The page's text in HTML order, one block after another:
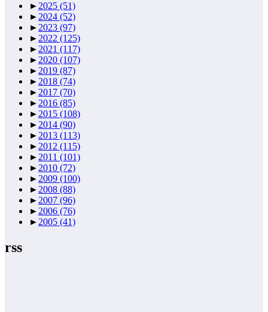
► 2025 (51)
► 2024 (52)
► 2023 (97)
► 2022 (125)
► 2021 (117)
► 2020 (107)
► 2019 (87)
► 2018 (74)
► 2017 (70)
► 2016 (85)
► 2015 (108)
► 2014 (90)
► 2013 (113)
► 2012 (115)
► 2011 (101)
► 2010 (72)
► 2009 (100)
► 2008 (88)
► 2007 (96)
► 2006 (76)
► 2005 (41)
rss